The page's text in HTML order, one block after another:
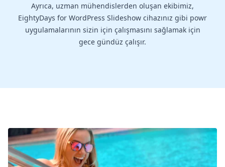
Ayrıca, uzman mühendislerden oluşan ekibimiz,
EightyDays for WordPress Slideshow cihazınız gibi powr
uygulamalarının sizin için çalışmasını sağlamak için
gece gündüz çalışır.